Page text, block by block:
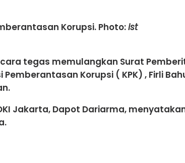
Korupsi. Photo:ist
tegas memulangkan Surat
Korupsi ( KPK) , Firli
Jakarta, Dapot Dariarma,